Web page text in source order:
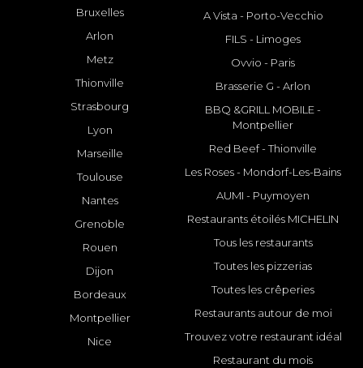
Bruxelles
Arlon
Metz
Thionville
Strasbourg
Lyon
Marseille
Toulouse
Nantes
Grenoble
Rouen
Dijon
Bordeaux
Montpellier
Nice
A Vista - Porto-Vecchio
FILS - Limoges
Ovvio - Paris
Brasserie G - Arlon
BBQ &GRILL MOBILE -
Montpellier
Red Beef - Thionville
Les Roses - Mondorf-Les-Bains
AUMI - Puymoyen
Restaurants étoilés MICHELIN
Tous les restaurants
Toutes les pizzerias
Toutes les crêperies
Restaurants autour de moi
Trouvez votre restaurant idéal
Restaurant du mois